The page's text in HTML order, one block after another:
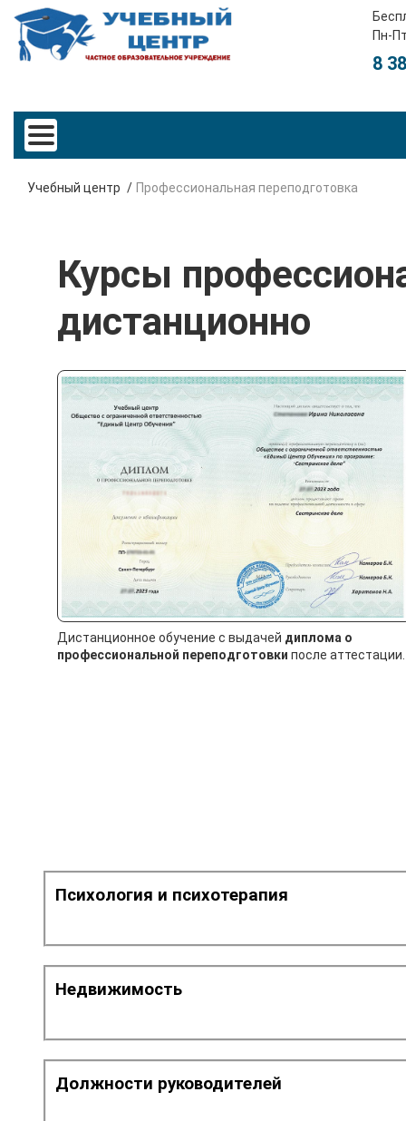
Пн-
8
Учебный центр Профессиональная переподготовка
Курсы
дистанционно
Дистанционное обучение с выдачей диплома о
профессиональной переподготовки после аттестации.
Психология и психотерапия
Недвижимость
Должности руководителей